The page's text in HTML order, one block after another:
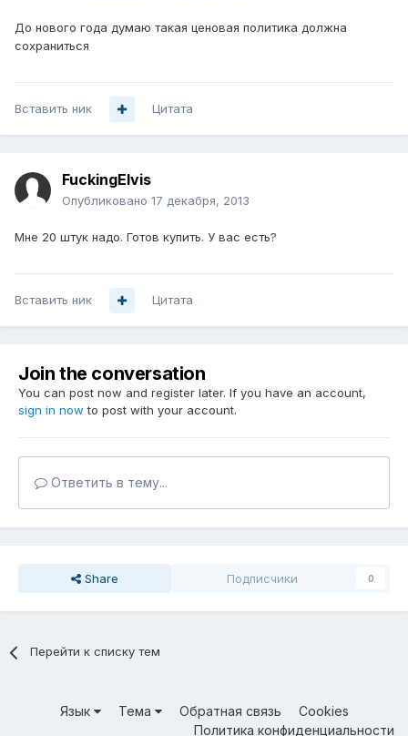
До нового года думаю такая ценовая политика должна
сохраниться
Вставить ник Цитата
FuckingElvis
Опубликовано 17 декабря, 2013
Мне 20 штук надо. Готов купить. У вас есть?
Вставить ник Цитата
Join the conversation
You can post now and register later. If you have an account,
sign in now to post with your account.
Ответить в тему...
Share Подписчики 0
Перейти к списку тем
Язык Тема Обратная связь
Cookies
Политика конфиденциальности